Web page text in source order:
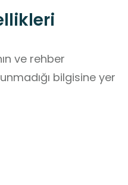
ve rehber
bilgisine yer